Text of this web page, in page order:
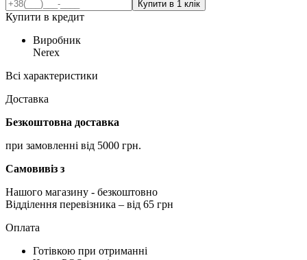
Купити в кредит
Виробник
Nerex
Всі характеристики
Доставка
Безкоштовна доставка
при замовленні від 5000 грн.
Самовивіз з
Нашого магазину - безкоштовно
Відділення перевізника – від 65 грн
Оплата
Готівкою при отриманні